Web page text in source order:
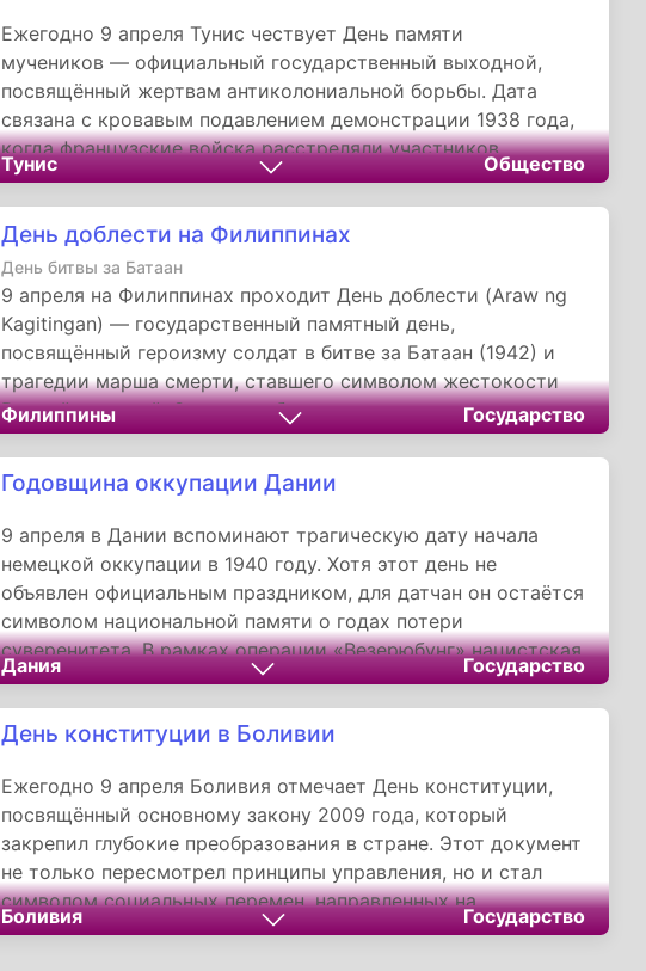
Ежегодно 9 апреля Тунис чествует День памяти
мучеников — официальный государственный выходной,
посвящённый жертвам антиколониальной борьбы. Дата
связана с кровавым подавлением демонстрации 1938 года,
когда французские войска расстреляли участников
мирного протеста, убив 22 человека. Однако в этот день
вспоминают и всех, кто погиб за независимость страны в
период с 1881 по 1956 год.
Тунис Общество
День доблести на Филиппинах
День битвы за Батаан
9 апреля на Филиппинах проходит День доблести (Araw ng
Kagitingan) — государственный памятный день,
посвящённый героизму солдат в битве за Батаан (1942) и
трагедии марша смерти, ставшего символом жестокости
Второй мировой. Эта дата объединяет память о жертвах
сражений за Батаан и Коррехидор, подчёркивая стойкость
Филиппины Государство
Годовщина оккупации Дании
9 апреля в Дании вспоминают трагическую дату начала
немецкой оккупации в 1940 году. Хотя этот день не
объявлен официальным праздником, для датчан он остаётся
символом национальной памяти о годах потери
суверенитета. В рамках операции «Везерюбунг» нацистская
Германия одновременно вторглась в Данию и Норвегию,
нарушив ранее подписанный пакт о ненападении.
Дания Государство
День конституции в Боливии
Ежегодно 9 апреля Боливия отмечает День конституции,
посвящённый основному закону 2009 года, который
закрепил глубокие преобразования в стране. Этот документ
не только пересмотрел принципы управления, но и стал
символом социальных перемен, направленных на
укрепление суверенитета и признание культурного
Боливия Государство